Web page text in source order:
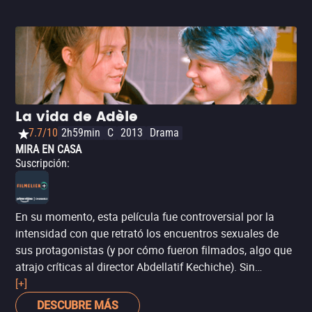
La vida de Adèle
7.7/10 2h59min C 2013
Drama
MIRA EN CASA
Suscripción:
En su momento, esta película fue controversial por la
intensidad con que retrató los encuentros sexuales de
sus protagonistas (y por cómo fueron filmados, algo que
atrajo críticas al director Abdellatif Kechiche). Sin
embargo,
sobre lamaduración y el autodescubrimiento
[+]
DESCUBRE MÁS